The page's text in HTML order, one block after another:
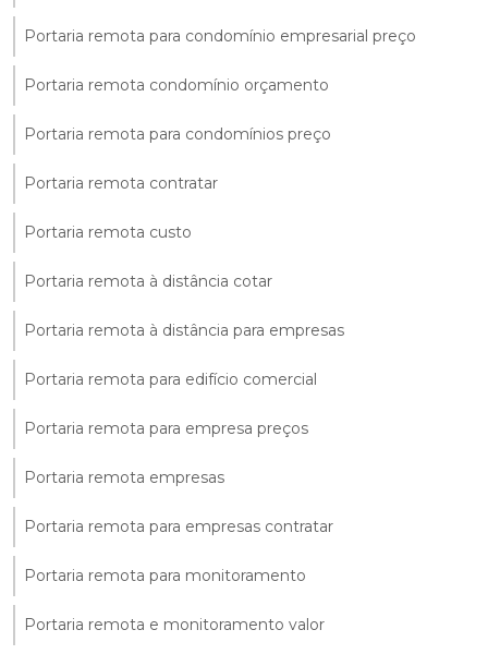
Portaria remota para condomínio empresarial preço
Portaria remota condomínio orçamento
Portaria remota para condomínios preço
Portaria remota contratar
Portaria remota custo
Portaria remota à distância cotar
Portaria remota à distância para empresas
Portaria remota para edifício comercial
Portaria remota para empresa preços
Portaria remota empresas
Portaria remota para empresas contratar
Portaria remota para monitoramento
Portaria remota e monitoramento valor